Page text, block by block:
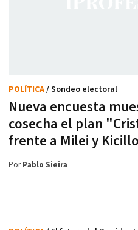
Nueva encuesta
cosecha el plan
frente a Milei y
POLÍTICA/ Sondeo electoral
PorPablo Sieira